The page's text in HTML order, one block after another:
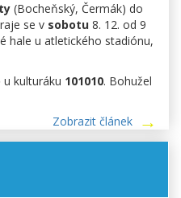
(Bocheňský, Čermák) do
se v sobotu 8. 12. od 9
hale u atletického stadiónu,
kulturáku 101010. Bohužel
Zobrazit článek